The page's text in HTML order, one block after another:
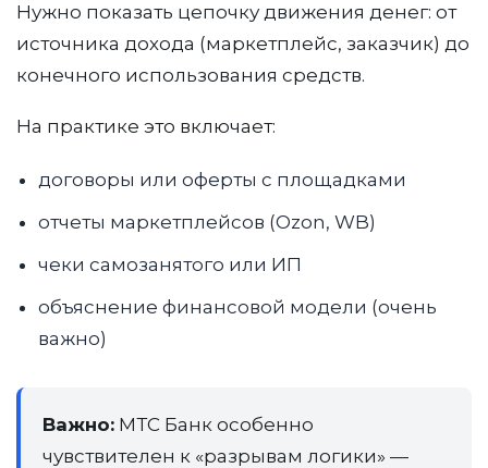
Нужно показать цепочку движения денег: от
источника дохода (маркетплейс, заказчик) до
конечного использования средств.
На практике это включает:
договоры или оферты с площадками
отчеты маркетплейсов (Ozon, WB)
чеки самозанятого или ИП
объяснение финансовой модели (очень
важно)
Важно: МТС Банк особенно
чувствителен к «разрывам логики» —